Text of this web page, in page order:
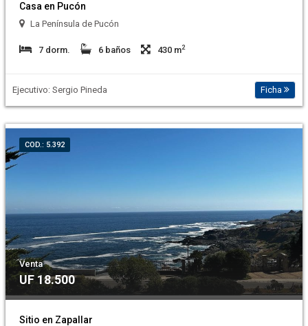
Casa en Pucón
La Península de Pucón
7 dorm. 6 baños 430 m2
Ejecutivo: Sergio Pineda Ficha
COD.: 5.392
Venta
UF 18.500
Sitio en Zapallar